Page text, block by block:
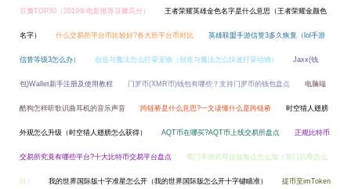
豆瓣TOP30（2019年电影推荐豆瓣高分） 王者荣耀英雄金色名字是什么意思（王者荣耀金颜色
名字） 什么交易所平台币比较好?各大所平台币对比 英雄联盟手游信誉3多久恢复（lol手游
信誉等级3怎么办） 创造与魔法怎么打晕宠物（创造与魔法怎么快速打晕动物） Jaxx(钱
包)Wallet新手注册及使用教程 门罗币(XMR币)钱包有哪些？支持门罗币的钱包盘点 电脑端
酷狗怎样听歌识曲耳机的音乐声音 跨链桥是什么意思?一文读懂什么是跨链桥 时空猎人翅膀
外观怎么升级（时空猎人翅膀怎么获得） AQT币在哪买?AQT币上线交易所盘点 正规比特币
交易所究竟有哪些平台?十大比特币交易平台盘点 蜀门手游武尊技能加点怎么加（蜀门武尊怎么
玩） 我的世界国际版十字准星怎么开（我的世界国际版怎么开十字键瞄准） 提币至imToken